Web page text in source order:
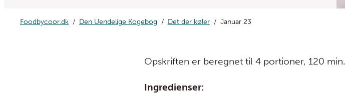
Foodbycoor.dk Den Uendelige Kogebog Det der køler Januar 23
Opskriften er beregnet til 4 portioner, 120 min.
Ingredienser: